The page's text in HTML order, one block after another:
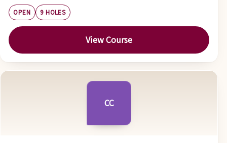
OPEN 9 HOLES
View Course
CC